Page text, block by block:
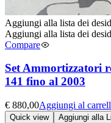
Aggiungi alla lista dei
Aggiungi alla lista dei
Compare
Set Ammortizzatori
141 fino al 2003
€ 880,00Aggiungi al
Quick view Aggiungi alla